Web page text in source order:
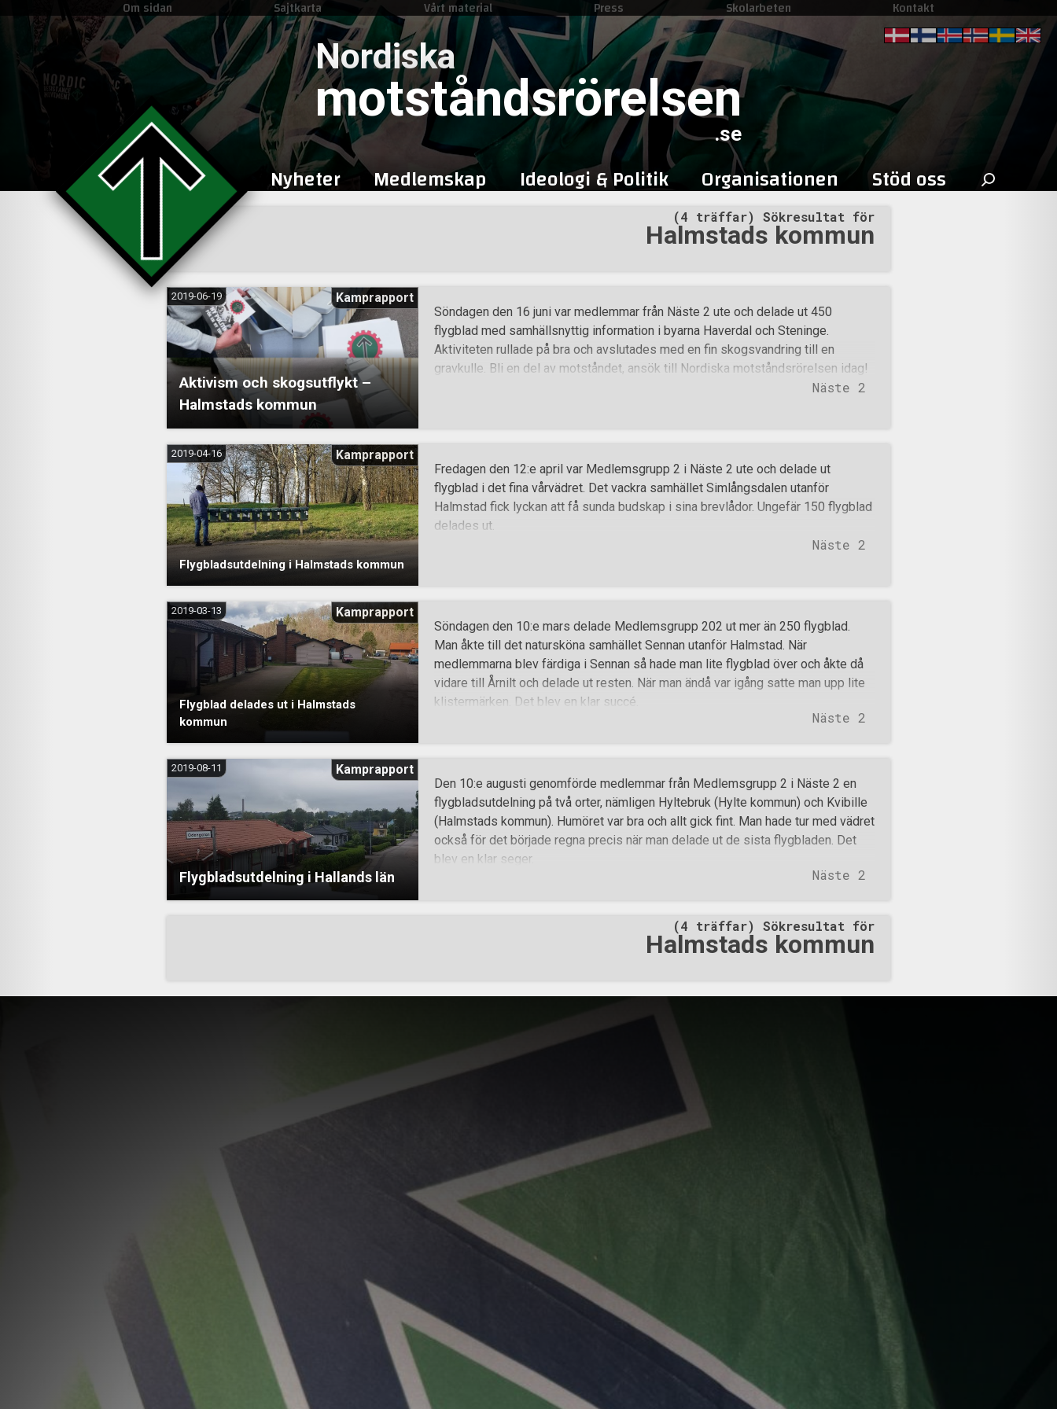
to
content
Om sidan Sajtkarta Vårt material Press Skolarbeten Kontakt
Nordiska
motståndsrörelsen
.se
Nyheter Medlemskap Ideologi & Politik Organisationen Stöd oss Sök
efter:
(4 träffar) Sökresultat för
Halmstads kommun
Aktivism och skogsutflykt –
Halmstads kommun
2019-06-19
Kamprapport
Söndagen den 16 juni var medlemmar från Näste 2 ute och delade ut 450
flygblad med samhällsnyttig information i byarna Haverdal och Steninge.
Aktiviteten rullade på bra och avslutades med en fin skogsvandring till en
gravkulle. Bli en del av motståndet, ansök till Nordiska motståndsrörelsen idag!
Näste 2
Flygbladsutdelning i Halmstads kommun
2019-04-16
Kamprapport
Fredagen den 12:e april var Medlemsgrupp 2 i Näste 2 ute och delade ut
flygblad i det fina vårvädret. Det vackra samhället Simlångsdalen utanför
Halmstad fick lyckan att få sunda budskap i sina brevlådor. Ungefär 150 flygblad
delades ut.
Näste 2
Flygblad delades ut i Halmstads
kommun
2019-03-13
Kamprapport
Söndagen den 10:e mars delade Medlemsgrupp 202 ut mer än 250 flygblad.
Man åkte till det natursköna samhället Sennan utanför Halmstad. När
medlemmarna blev färdiga i Sennan så hade man lite flygblad över och åkte då
vidare till Årnilt och delade ut resten. När man ändå var igång satte man upp lite
klistermärken. Det blev en klar succé.
Näste 2
Flygbladsutdelning i Hallands län
2019-08-11
Kamprapport
Den 10:e augusti genomförde medlemmar från Medlemsgrupp 2 i Näste 2 en
flygbladsutdelning på två orter, nämligen Hyltebruk (Hylte kommun) och Kvibille
(Halmstads kommun). Humöret var bra och allt gick fint. Man hade tur med vädret
också för det började regna precis när man delade ut de sista flygbladen. Det
blev en klar seger.
Näste 2
(4 träffar) Sökresultat för
Halmstads kommun